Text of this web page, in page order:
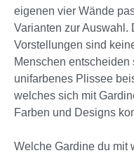
eigenen vier Wände
Varianten zur Auswahl.
Vorstellungen sind
Menschen
unifarbenes Plissee
welches sich mit
Farben und Designs
Welche Gardine du mit